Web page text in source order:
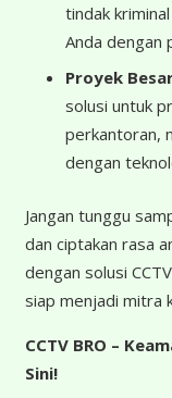
tindak
Anda dengan
Proyek
solusi untuk
perkantoran,
dengan
Jangan tunggu
dan ciptakan rasa
dengan solusi
siap menjadi mitra
CCTV BRO –
Sini!